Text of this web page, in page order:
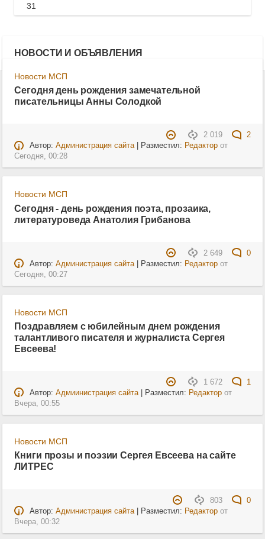
31
НОВОСТИ И ОБЪЯВЛЕНИЯ
Новости МСП
Сегодня день рождения замечательной
писательницы Анны Солодкой
2 019
2
Автор: Администрация сайта| Разместил: Редакторот
Сегодня, 00:28
Новости МСП
Сегодня - день рождения поэта, прозаика,
литературоведа Анатолия Грибанова
2 649
0
Автор: Администрация сайта| Разместил: Редакторот
Сегодня, 00:27
Новости МСП
Поздравляем с юбилейным днем рождения
талантливого писателя и журналиста Сергея
Евсеева!
1 672
1
Автор: Адмиинистрация сайта| Разместил: Редакторот
Вчера, 00:55
Новости МСП
Книги прозы и поэзии Сергея Евсеева на сайте
ЛИТРЕС
803
0
Автор: Администрация сайта| Разместил: Редакторот
Вчера, 00:32